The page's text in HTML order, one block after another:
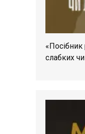
слабких